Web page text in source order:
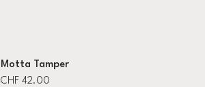
Motta Tamper
CHF 42.00